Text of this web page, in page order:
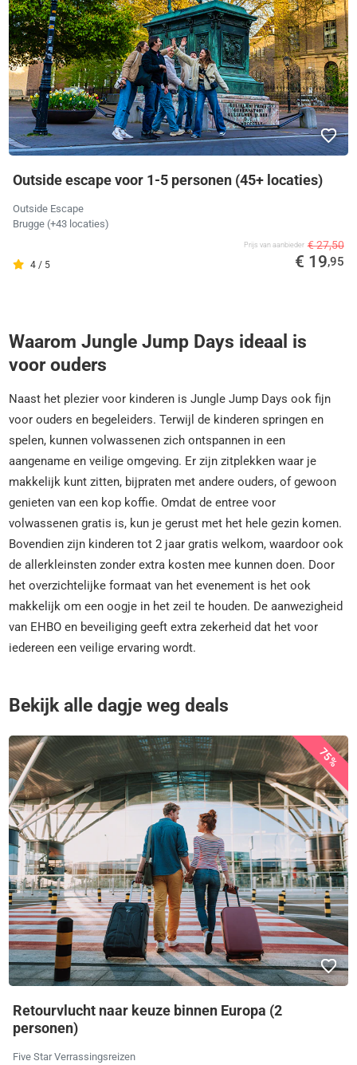
Outside escape voor 1-5 personen (45+ locaties)
Outside Escape
Brugge (+43 locaties)
4 / 5
Prijs van aanbieder € 27,50
€ 19,95
Waarom Jungle Jump Days ideaal is
voor ouders
Naast het plezier voor kinderen is Jungle Jump Days ook fijn
voor ouders en begeleiders. Terwijl de kinderen springen en
spelen, kunnen volwassenen zich ontspannen in een
aangename en veilige omgeving. Er zijn zitplekken waar je
makkelijk kunt zitten, bijpraten met andere ouders, of gewoon
genieten van een kop koffie. Omdat de entree voor
volwassenen gratis is, kun je gerust met het hele gezin komen.
Bovendien zijn kinderen tot 2 jaar gratis welkom, waardoor ook
de allerkleinsten zonder extra kosten mee kunnen doen. Door
het overzichtelijke formaat van het evenement is het ook
makkelijk om een oogje in het zeil te houden. De aanwezigheid
van EHBO en beveiliging geeft extra zekerheid dat het voor
iedereen een veilige ervaring wordt.
Bekijk alle dagje weg deals
75%
Retourvlucht naar keuze binnen Europa (2
personen)
Five Star Verrassingsreizen